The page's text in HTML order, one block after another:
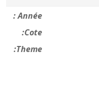
Année :
Cote:
Theme: